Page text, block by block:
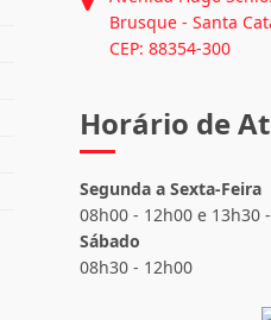
(47) 3351-1062
Avenida Hugo
Horário de